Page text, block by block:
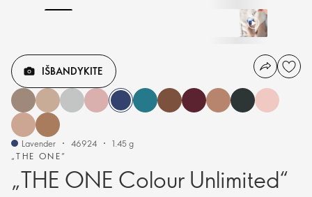
„THE ONE“
„THE ONE Colour Unlimited“
IŠBANDYKITE
Lavender 46924 1.45 g